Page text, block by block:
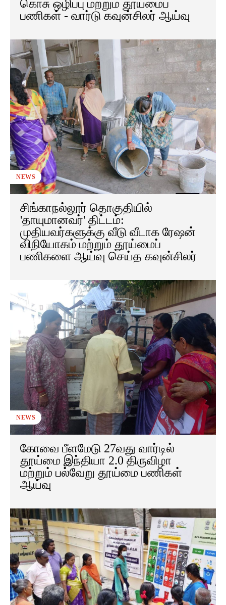
கொசு ஒழிப்பு மற்றும் தூய்மைப்
பணிகள் - வார்டு கவுன்சிலர் ஆய்வு
NEWS
சிங்காநல்லூர் தொகுதியில்
'தாயுமானவர்' திட்டம்:
முதியவர்களுக்கு வீடு வீடாக ரேஷன்
விநியோகம் மற்றும் தூய்மைப்
பணிகளை ஆய்வு செய்த கவுன்சிலர்
NEWS
கோவை பீளமேடு 27வது வார்டில்
தூய்மை இந்தியா 2.0 திருவிழா
மற்றும் பல்வேறு தூய்மை பணிகள்
ஆய்வு